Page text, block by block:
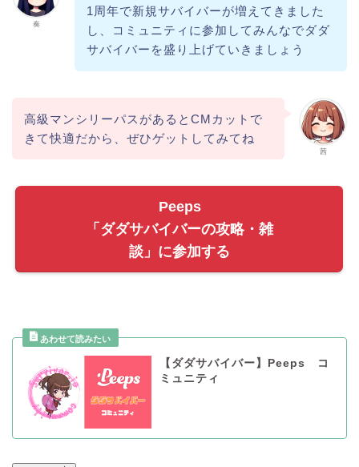
奏
1周年で新規サバイバーが増えてきました
し、コミュニティに参加してみんなでダダ
サバイバーを盛り上げていきましょう
茜
高級マンシリーパスがあるとCMカットで
きて快適だから、ぜひゲットしてみてね
Peeps
「ダダサバイバーの攻略・雑
談」に参加する
【ダダサバイバー】Peeps コ
ミュニティ